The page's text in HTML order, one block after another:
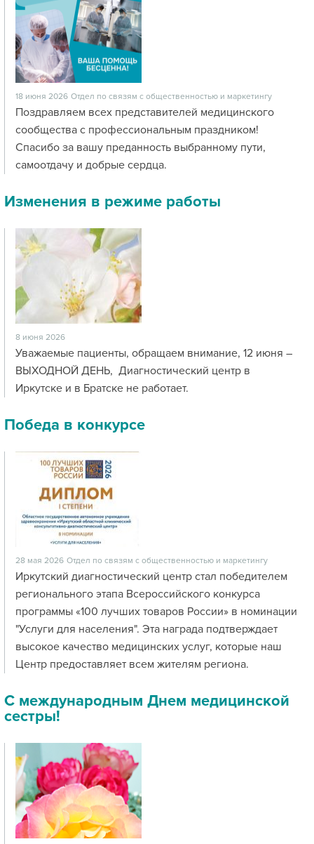
18 июня 2026 Отдел по связям с общественностью и маркетингу
Поздравляем всех представителей медицинского
сообщества с профессиональным праздником!
Спасибо за вашу преданность выбранному пути,
самоотдачу и добрые сердца.
Изменения в режиме работы
8 июня 2026
Уважаемые пациенты, обращаем внимание, 12 июня –
ВЫХОДНОЙ ДЕНЬ, Диагностический центр в
Иркутске и в Братске не работает.
Победа в конкурсе
28 мая 2026 Отдел по связям с общественностью и маркетингу
Иркутский диагностический центр стал победителем
регионального этапа Всероссийского конкурса
программы «100 лучших товаров России» в номинации
"Услуги для населения". Эта награда подтверждает
высокое качество медицинских услуг, которые наш
Центр предоставляет всем жителям региона.
С международным Днем медицинской
сестры!